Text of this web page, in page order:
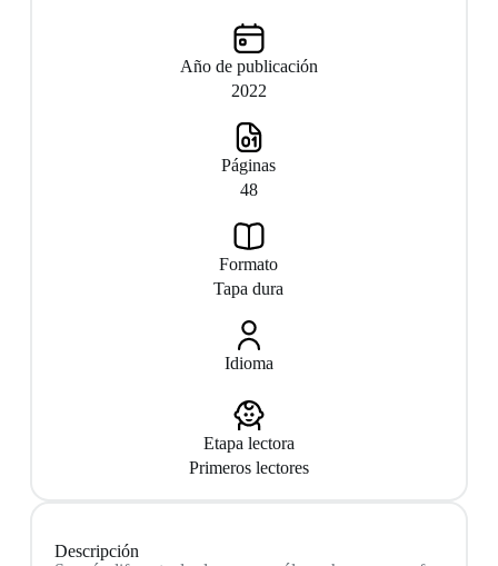
Año de publicación
2022
Páginas
48
Formato
Tapa dura
Idioma
Etapa lectora
Primeros lectores
Descripción